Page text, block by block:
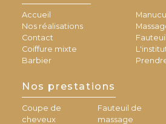
Accueil
Nos réalisations
Contact
Coiffure mixte
Barbier
Nos prestations
Coupe de
cheveux
Fauteuil de
massage